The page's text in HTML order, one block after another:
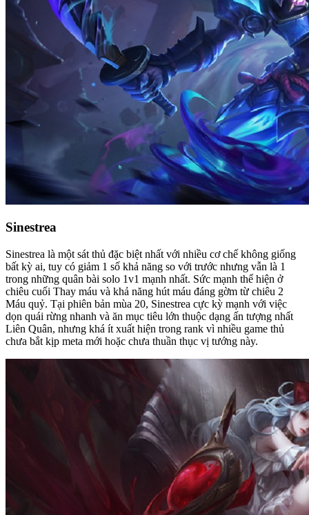
Sinestrea
Sinestrea là một sát thủ đặc biệt nhất với nhiều cơ chế không giống
bất kỳ ai, tuy có giảm 1 số khả năng so với trước nhưng vẫn là 1
trong những quân bài solo 1v1 mạnh nhất. Sức mạnh thể hiện ở
chiêu cuối Thay máu và khả năng hút máu đáng gờm từ chiêu 2
Máu quỷ. Tại phiên bản mùa 20, Sinestrea cực kỳ mạnh với việc
dọn quái rừng nhanh và ăn mục tiêu lớn thuộc dạng ấn tượng nhất
Liên Quân, nhưng khá ít xuất hiện trong rank vì nhiều game thủ
chưa bắt kịp meta mới hoặc chưa thuần thục vị tướng này.